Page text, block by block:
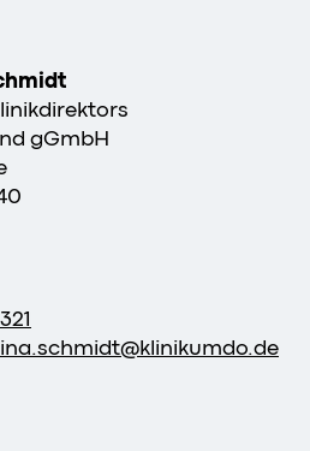
gGmbH
@klinikumdo.de